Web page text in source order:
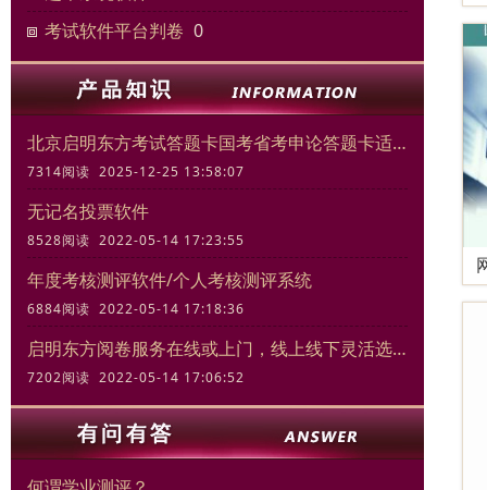
考试软件平台判卷 0
北京启明东方考试答题卡国考省考申论答题卡适合模拟考试练习
7314阅读 2025-12-25 13:58:07
无记名投票软件
8528阅读 2022-05-14 17:23:55
年度考核测评软件/个人考核测评系统
6884阅读 2022-05-14 17:18:36
启明东方阅卷服务在线或上门，线上线下灵活选择
7202阅读 2022-05-14 17:06:52